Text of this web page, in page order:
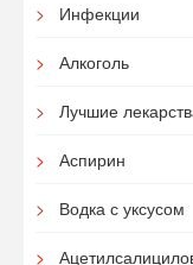
Инфекции
Алкоголь
Лучшие
Аспирин
Водка с уксусом